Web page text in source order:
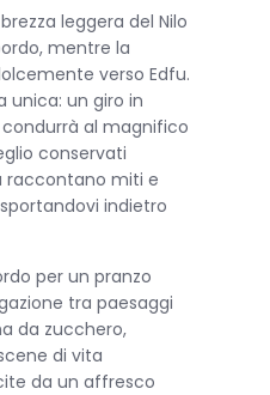
con testi dedicati
e terrazza panoramica
elegante con Wi-Fi
TV, lettore DVD e
Nilo
con tavoli, sedie, lettini e
con tè, caffè e acqua
: musica araba ed egiziana,
come la danza del ventre
leggera del Nilo
mentre la
verso Edfu.
unica: un giro in
al magnifico
conservati
raccontano miti e
indietro
per un pranzo
tra paesaggi
da zucchero,
di vita
da un affresco